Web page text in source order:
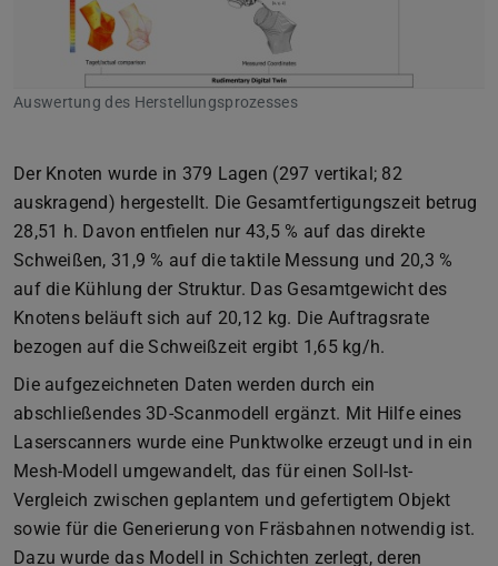
Auswertung des Herstellungsprozesses
Der Knoten wurde in 379 Lagen (297 vertikal; 82
auskragend) hergestellt. Die Gesamtfertigungszeit betrug
28,51 h. Davon entfielen nur 43,5 % auf das direkte
Schweißen, 31,9 % auf die taktile Messung und 20,3 %
auf die Kühlung der Struktur. Das Gesamtgewicht des
Knotens beläuft sich auf 20,12 kg. Die Auftragsrate
bezogen auf die Schweißzeit ergibt 1,65 kg/h.
Die aufgezeichneten Daten werden durch ein
abschließendes 3D-Scanmodell ergänzt. Mit Hilfe eines
Laserscanners wurde eine Punktwolke erzeugt und in ein
Mesh-Modell umgewandelt, das für einen Soll-Ist-
Vergleich zwischen geplantem und gefertigtem Objekt
sowie für die Generierung von Fräsbahnen notwendig ist.
Dazu wurde das Modell in Schichten zerlegt, deren